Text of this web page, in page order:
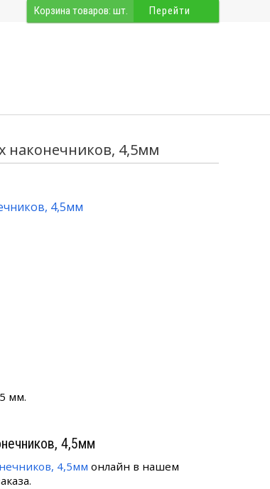
Перейти
Корзина товаров: шт.
наконечников, 4,5мм
мм.
4,5мм
4,5мм онлайн в нашем